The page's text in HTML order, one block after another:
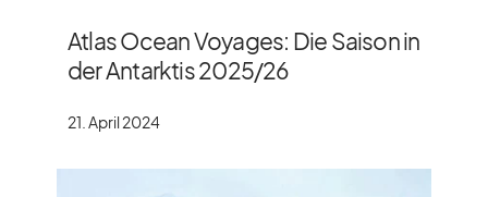
Atlas Ocean Voyages: Die Saison in
der Antarktis 2025/​26
21. April 2024